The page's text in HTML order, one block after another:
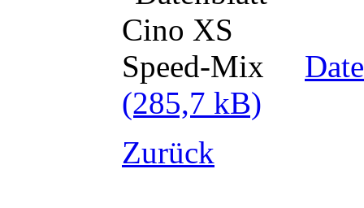
(285,7 kB)
Zurück